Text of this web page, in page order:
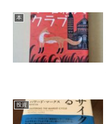
本
投資